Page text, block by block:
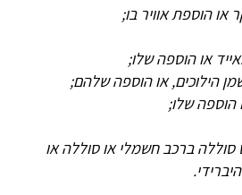
ברכב חשמלי או סוללה או